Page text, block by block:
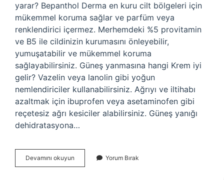
yarar? Bepanthol Derma en kuru cilt bölgeleri için
mükemmel koruma sağlar ve parfüm veya
renklendirici içermez. Merhemdeki %5 provitamin
ve B5 ile cildinizin kurumasını önleyebilir,
yumuşatabilir ve mükemmel koruma
sağlayabilirsiniz. Güneş yanmasına hangi Krem iyi
gelir? Vazelin veya lanolin gibi yoğun
nemlendiriciler kullanabilirsiniz. Ağrıyı ve iltihabı
azaltmak için ibuprofen veya asetaminofen gibi
reçetesiz ağrı kesiciler alabilirsiniz. Güneş yanığı
dehidratasyona…
Devamını okuyun Bepanthol
Onarıcı
Yorum Bırak